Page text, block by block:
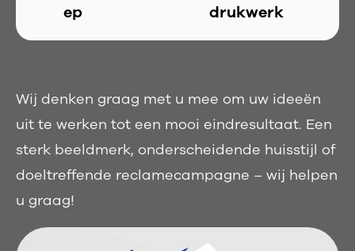
ep
drukwerk
Wij denken graag met u mee om uw ideeën
uit te werken tot een mooi eindresultaat. Een
sterk beeldmerk, onderscheidende huisstijl of
doeltreffende reclamecampagne – wij helpen
u graag!